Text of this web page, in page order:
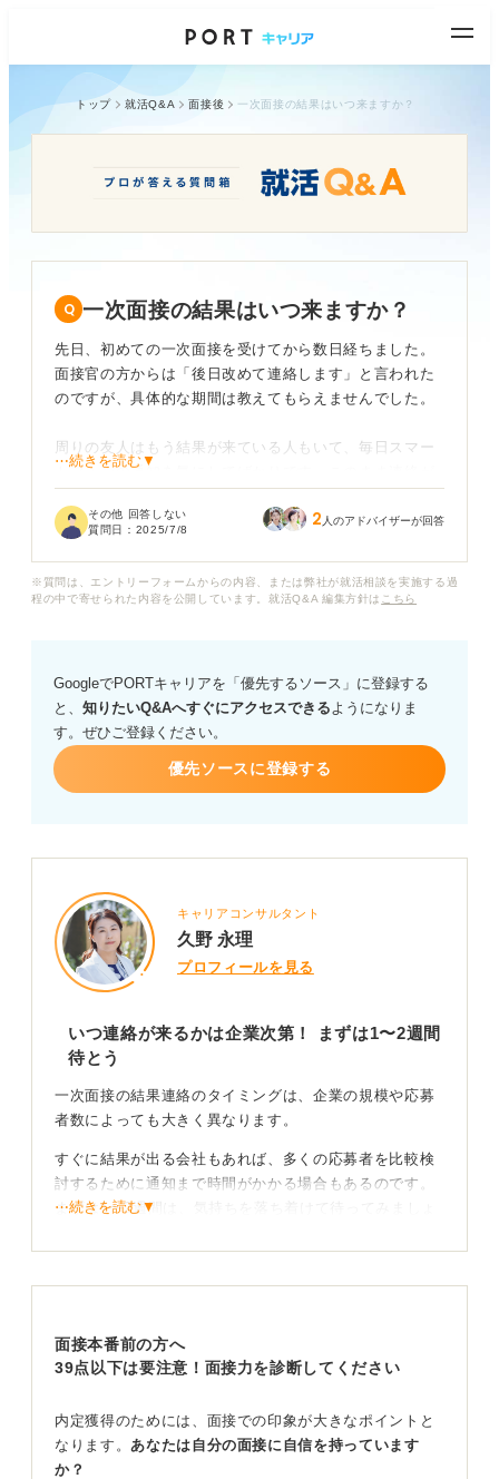
トップ 就活Q&A 面接後 一次面接の結果はいつ来ますか？
一次面接の結果はいつ来ますか？
先日、初めての一次面接を受けてから数日経ちました。
面接官の方からは「後日改めて連絡します」と言われた
のですが、具体的な期間は教えてもらえませんでした。
周りの友人はもう結果が来ている人もいて、毎日スマー
トフォンの通知を気にしてばかりです。このまま連絡が
中できません。
ょうか？また、連絡が遅い場合は不合格の可能性が高い
など、アドバイスをお願いいたします。
⋯続きを読む▼
その他 回答しない
質問日： 2025/7/8 2 人のアドバイザーが回答
※質問は、エントリーフォームからの内容、または弊社が就活相談を実施する過
程の中で寄せられた内容を公開しています。就活Q&A 編集方針は こちら
GoogleでPORTキャリアを「優先するソース」に登録する
と、 知りたいQ&Aへすぐにアクセスできるようになりま
す。ぜひご登録ください。
優先ソースに登録する
キャリアコンサルタント
久野 永理
プロフィールを見る
いつ連絡が来るかは企業次第！ まずは1〜2週間
待とう
一次面接の結果連絡のタイミングは、企業の規模や応募
者数によっても大きく異なります。
すぐに結果が出る会社もあれば、多くの応募者を比較検
討するために通知まで時間がかかる場合もあるのです。
まずは1〜2週間は、気持ちを落ち着けて待ってみましょ
その間に、ほかの企業の選考準備を進めておくことをお
不安なら問い合わせてもOK！ マナーを守って丁寧に
質問すべし
⋯続きを読む▼
面接本番前の方へ
39点以下は要注意！面接力を診断してください
内定獲得のためには、面接での印象が大きなポイントと
なります。 あなたは自分の面接に自信を持っています
か？